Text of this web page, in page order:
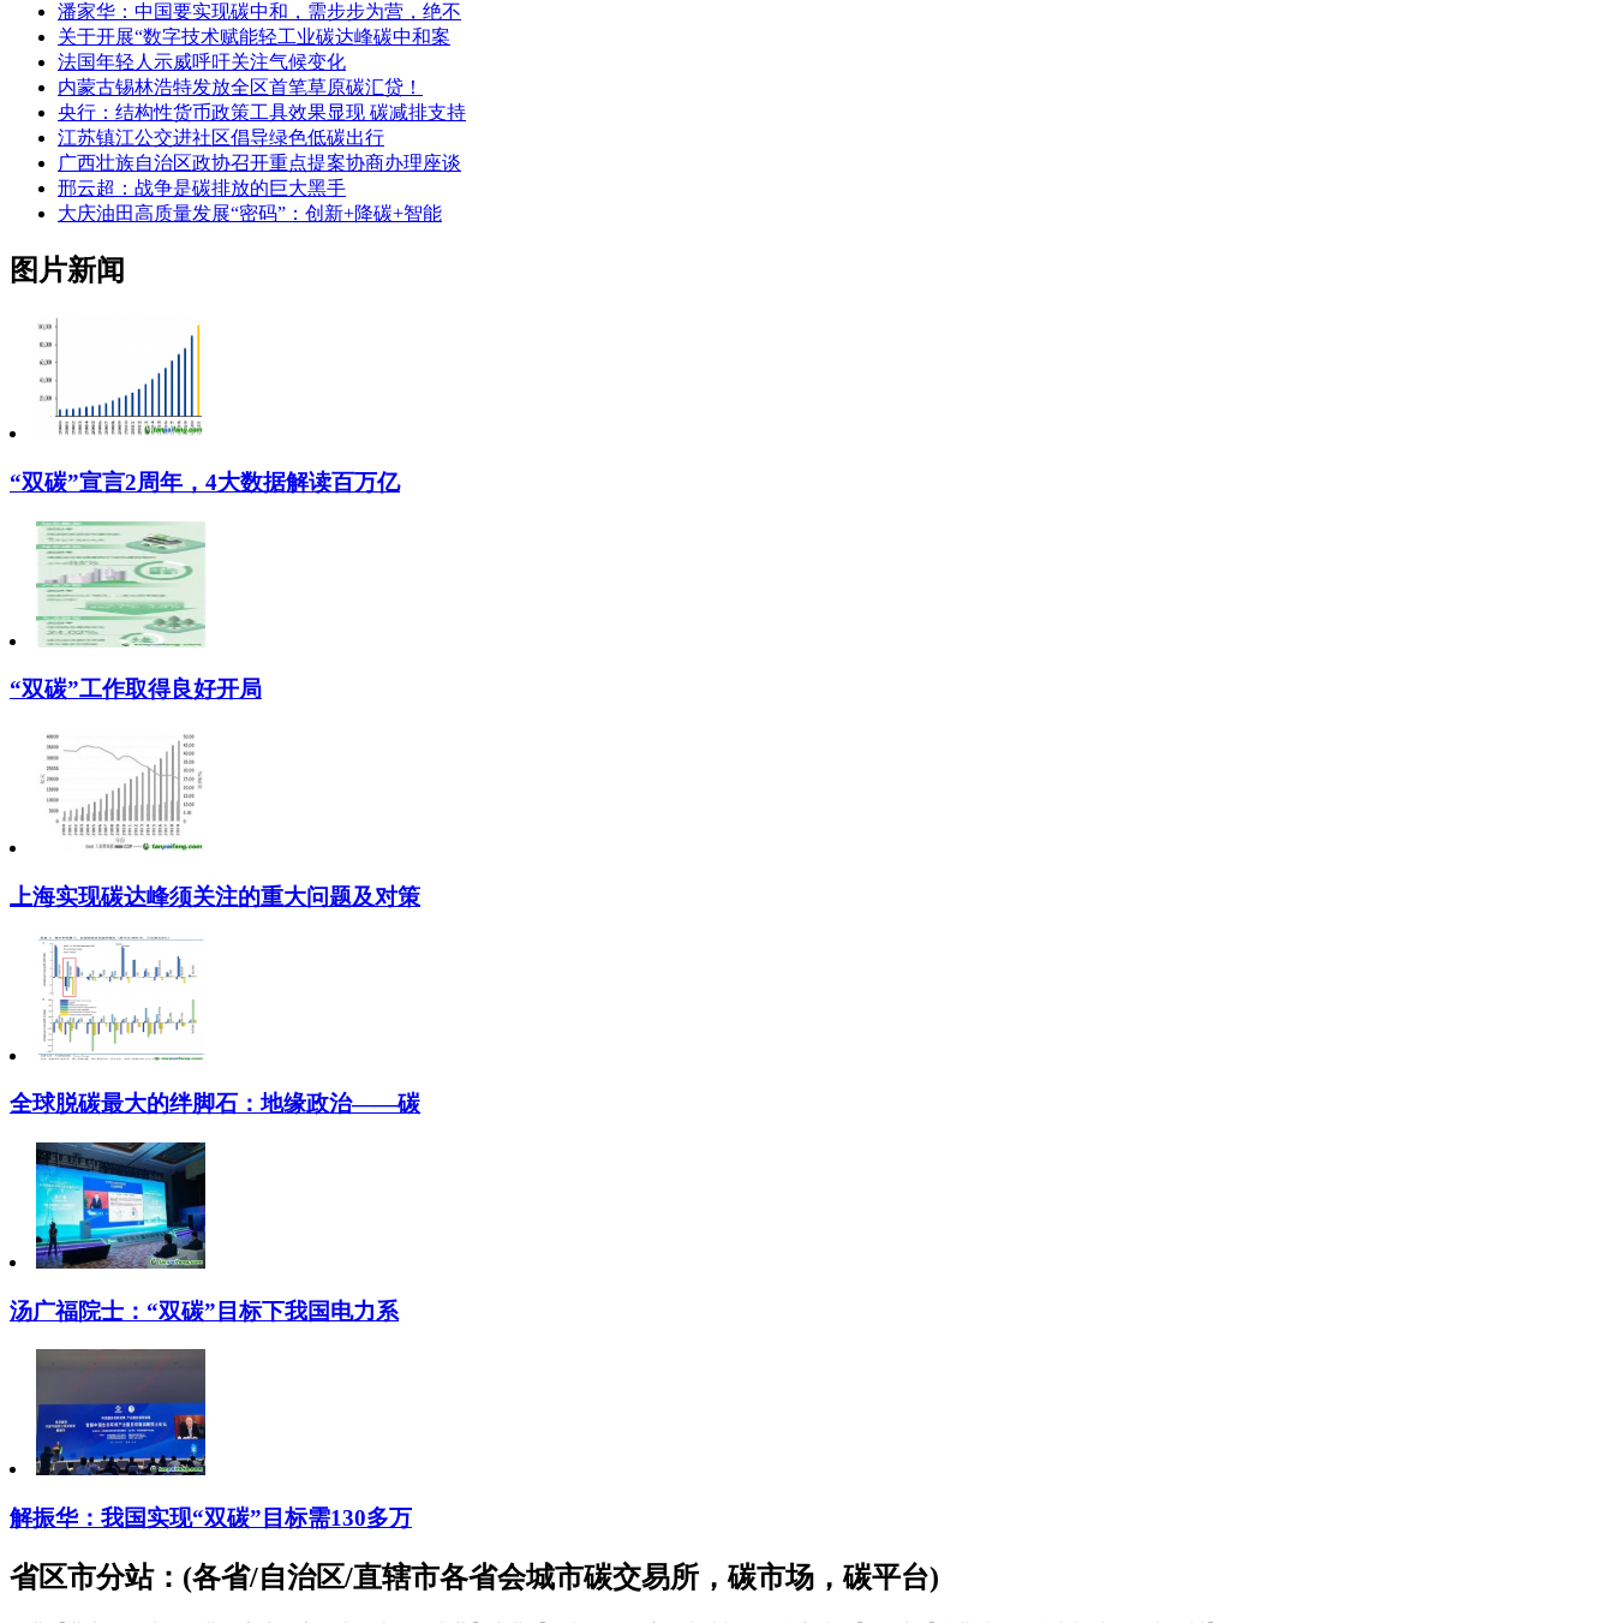
潘家华：中国要实现碳中和，需步步为营，绝不
关于开展“数字技术赋能轻工业碳达峰碳中和案
法国年轻人示威呼吁关注气候变化
内蒙古锡林浩特发放全区首笔草原碳汇贷！
央行：结构性货币政策工具效果显现 碳减排支持
江苏镇江公交进社区倡导绿色低碳出行
广西壮族自治区政协召开重点提案协商办理座谈
邢云超：战争是碳排放的巨大黑手
大庆油田高质量发展“密码”：创新+降碳+智能
图片新闻
“双碳”宣言2周年，4大数据解读百万亿
“双碳”工作取得良好开局
上海实现碳达峰须关注的重大问题及对策
全球脱碳最大的绊脚石：地缘政治——碳
汤广福院士：“双碳”目标下我国电力系
解振华：我国实现“双碳”目标需130多万
省区市分站：(各省/自治区/直辖市各省会城市碳交易所，碳市场，碳平台)